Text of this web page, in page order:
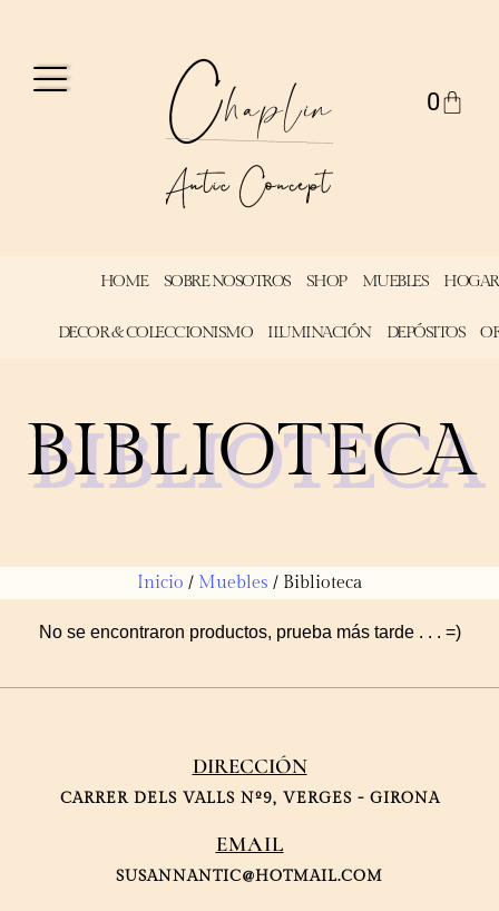
0
HOME SOBRE NOSOTROS SHOP MUEBLES HOGAR
DECOR & COLECCIONISMO ILUMINACIÓN DEPÓSITOS
BIBLIOTECA
BIBLIOTECA
Inicio / Muebles / Biblioteca
No se encontraron productos, prueba más tarde . . . =)
DIRECCIÓN
CARRER DELS VALLS Nº9, VERGES - GIRONA
EMAIL
SUSANNANTIC@HOTMAIL.COM